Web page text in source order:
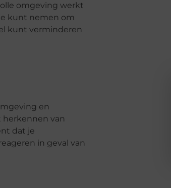
omgeving werkt
kunt nemen om
kunt verminderen
en
van
dat je
in geval van